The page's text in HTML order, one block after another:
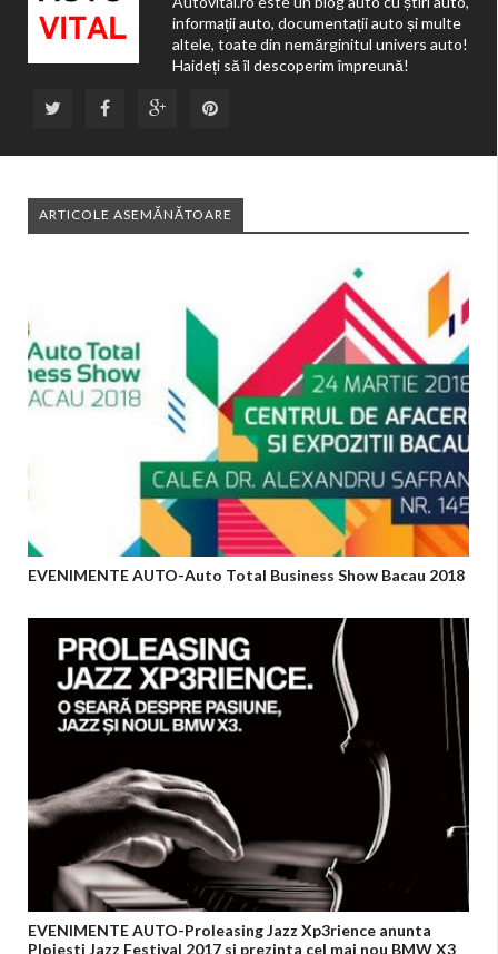
informații auto, documentații auto și multe
altele, toate din nemărginitul univers auto!
Haideți să îl descoperim împreună!
ARTICOLE ASEMĂNĂTOARE
EVENIMENTE AUTO-Auto Total Business Show Bacau 2018
EVENIMENTE AUTO-Proleasing Jazz Xp3rience anunta
Ploiesti Jazz Festival 2017 si prezinta cel mai nou BMW X3